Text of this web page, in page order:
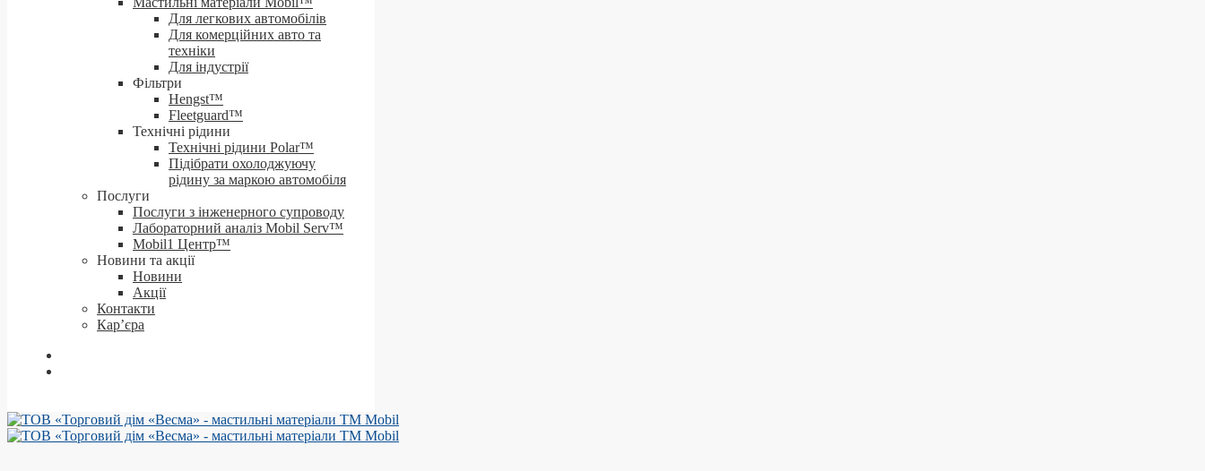
Для легкових автомобілів
Для комерційних авто та
техніки
Для індустрії
Фільтри
Hengst™
Fleetguard™
Технічні рідини
Технічні рідини Polar™
Підібрати охолоджуючу
рідину за маркою автомобіля
Послуги
Послуги з інженерного супроводу
Лабораторний аналіз Mobil Serv™
Mobil1 Центр™​
Новини та акції
Новини
Акції
Контакти
Кар’єра